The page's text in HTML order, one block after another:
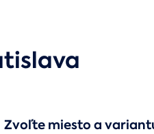
Zvoľte miesto a